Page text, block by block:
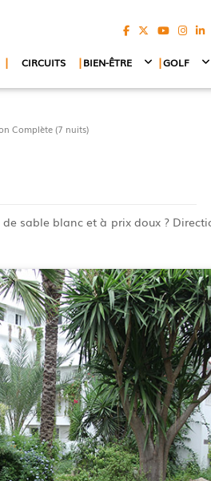
| CIRCUITS |BIEN-ÊTRE |GOLF
Complète (7 nuits)
sable blanc et à prix doux ?